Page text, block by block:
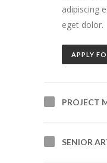
adipiscing
eget dolor.
APPLY
PROJECT
SENIOR